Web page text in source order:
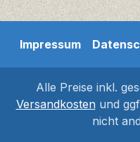
Impressum
Alle Preise inkl.
Versandkostenund
nicht